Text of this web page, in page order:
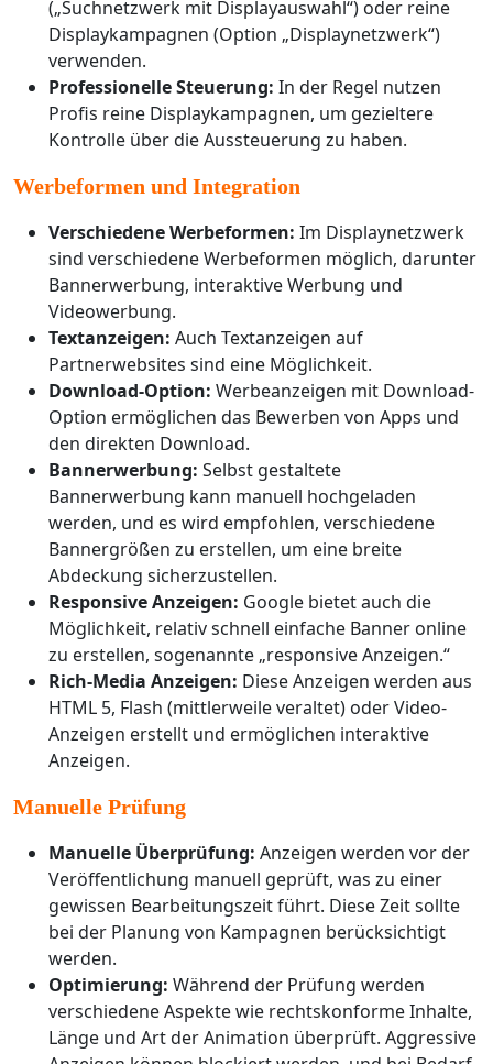
(„Suchnetzwerk mit Displayauswahl“) oder reine
Displaykampagnen (Option „Displaynetzwerk“)
verwenden.
Professionelle Steuerung: In der Regel nutzen
Profis reine Displaykampagnen, um gezieltere
Kontrolle über die Aussteuerung zu haben.
Werbeformen und Integration
Verschiedene Werbeformen: Im Displaynetzwerk
sind verschiedene Werbeformen möglich, darunter
Bannerwerbung, interaktive Werbung und
Videowerbung.
Textanzeigen: Auch Textanzeigen auf
Partnerwebsites sind eine Möglichkeit.
Download-Option: Werbeanzeigen mit Download-
Option ermöglichen das Bewerben von Apps und
den direkten Download.
Bannerwerbung: Selbst gestaltete
Bannerwerbung kann manuell hochgeladen
werden, und es wird empfohlen, verschiedene
Bannergrößen zu erstellen, um eine breite
Abdeckung sicherzustellen.
Responsive Anzeigen: Google bietet auch die
Möglichkeit, relativ schnell einfache Banner online
zu erstellen, sogenannte „responsive Anzeigen.“
Rich-Media Anzeigen: Diese Anzeigen werden aus
HTML 5, Flash (mittlerweile veraltet) oder Video-
Anzeigen erstellt und ermöglichen interaktive
Anzeigen.
Manuelle Prüfung
Manuelle Überprüfung: Anzeigen werden vor der
Veröffentlichung manuell geprüft, was zu einer
gewissen Bearbeitungszeit führt. Diese Zeit sollte
bei der Planung von Kampagnen berücksichtigt
werden.
Optimierung: Während der Prüfung werden
verschiedene Aspekte wie rechtskonforme Inhalte,
Länge und Art der Animation überprüft. Aggressive